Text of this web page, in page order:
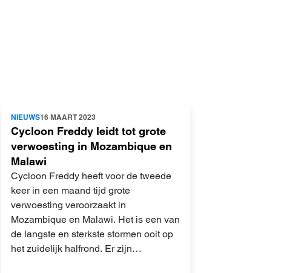
NIEUWS16 MAART 2023
Cycloon Freddy leidt tot grote
verwoesting in Mozambique en
Malawi
Cycloon Freddy heeft voor de tweede
keer in een maand tijd grote
verwoesting veroorzaakt in
Mozambique en Malawi. Het is een van
de langste en sterkste stormen ooit op
het zuidelijk halfrond. Er zijn…
meer